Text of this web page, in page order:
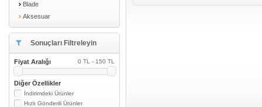
Blade
Aksesuar
Sonuçları Filtreleyin
Fiyat Aralığı 0 TL - 150 TL
Diğer Özellikler
İndirimdeki Ürünler
Hızlı Gönderili Ürünler